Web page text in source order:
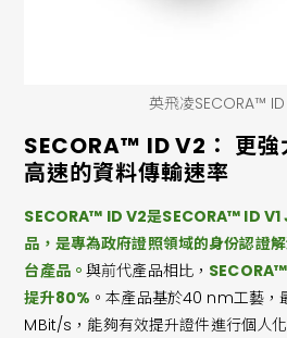
英飛凌SECORA™
SECORA™ ID V2： 更強
高速的資料傳輸速率
SECORA™ ID V2是SECORA™ ID
品，是專為政府證照領域的身份認證
台產品。 與前代產品相比，
提升80% 。本產品基於40 nm工藝，
MBit/s，能夠有效提升證件進行個人